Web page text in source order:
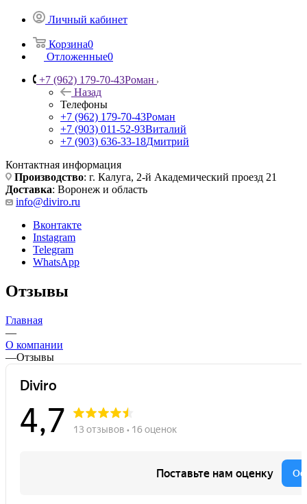
Личный кабинет
Корзина0
Отложенные0
+7 (962) 179-70-43Роман
Назад
Телефоны
+7 (962) 179-70-43Роман
+7 (903) 011-52-93Виталий
+7 (903) 636-33-18Дмитрий
Контактная информация
Производство: г. Калуга, 2-й Академический проезд 21
Доставка: Воронеж и область
info@diviro.ru
Вконтакте
Instagram
Telegram
WhatsApp
Отзывы
Главная
—
О компании
—Отзывы